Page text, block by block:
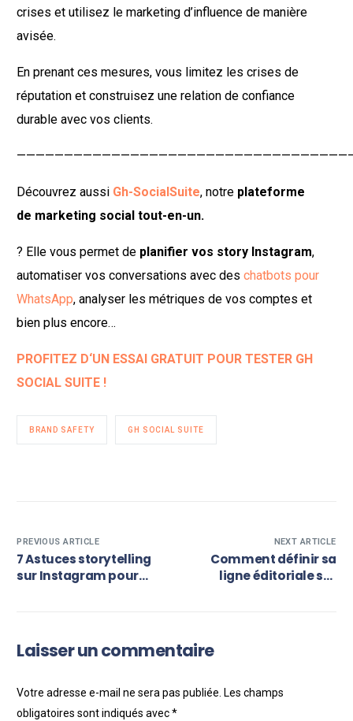
crises et utilisez le marketing d’influence de manière
avisée.
En prenant ces mesures, vous limitez les crises de
réputation et construisez une relation de confiance
durable avec vos clients.
Découvrez aussi Gh-SocialSuite, notre plateforme
de marketing social tout-en-un.
? Elle vous permet de planifier vos story Instagram,
automatiser vos conversations avec deschatbots pour
WhatsApp, analyser les métriques de vos comptes et
bien plus encore…
PROFITEZ D‘UN ESSAI GRATUIT POUR TESTER GH
SOCIAL SUITE !
BRAND SAFETY GH SOCIAL SUITE
PREVIOUS ARTICLE
7 Astuces storytelling
sur Instagram pour
NEXT ARTICLE
Comment définir sa
ligne éditoriale sur
Laisser un commentaire
Votre adresse e-mail ne sera pas publiée. Les champs
obligatoires sont indiqués avec*